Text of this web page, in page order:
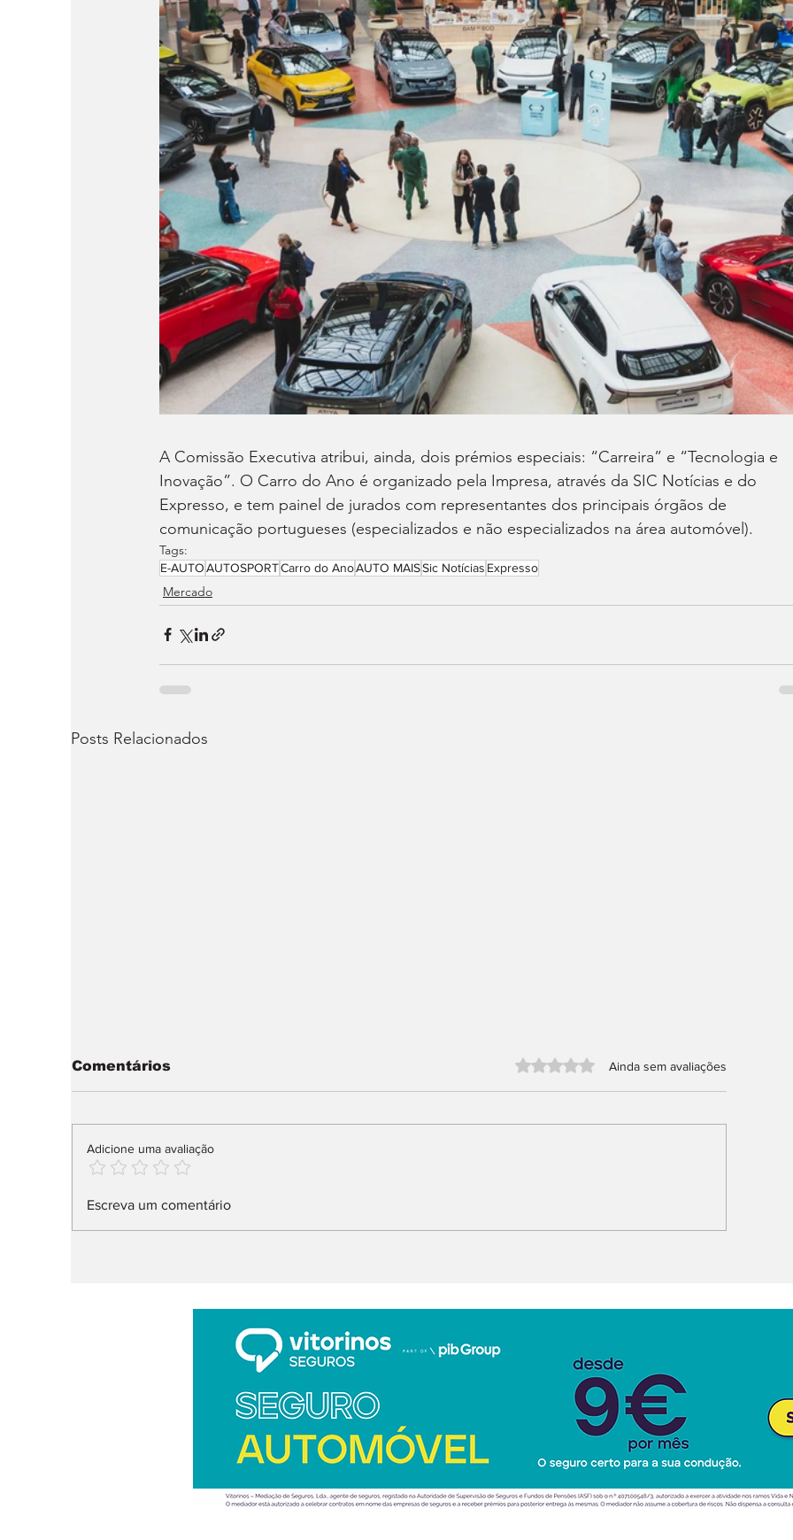
A Comissão Executiva atribui, ainda, dois prémios especiais: “Carreira” e “Tecnologia e
Inovação”. O Carro do Ano é organizado pela Impresa, através da SIC Notícias e do
Expresso, e tem painel de jurados com representantes dos principais órgãos de
comunicação portugueses (especializados e não especializados na área automóvel).
Tags:
E-AUTOAUTOSPORTCarro do AnoAUTO MAISSic Notícias Expresso
Mercado
Posts Relacionados
Nissan muda liderança
vez de Albaisa
Comentários Avaliado com 0 de 5 estrelas.
Ainda sem avaliações
Adicione uma avaliação
Escreva um comentário